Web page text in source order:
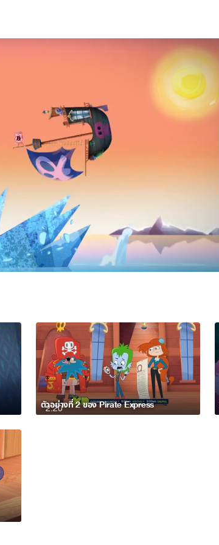
2:20
ตัวอย่างที่ 2 ของ Pirate Express